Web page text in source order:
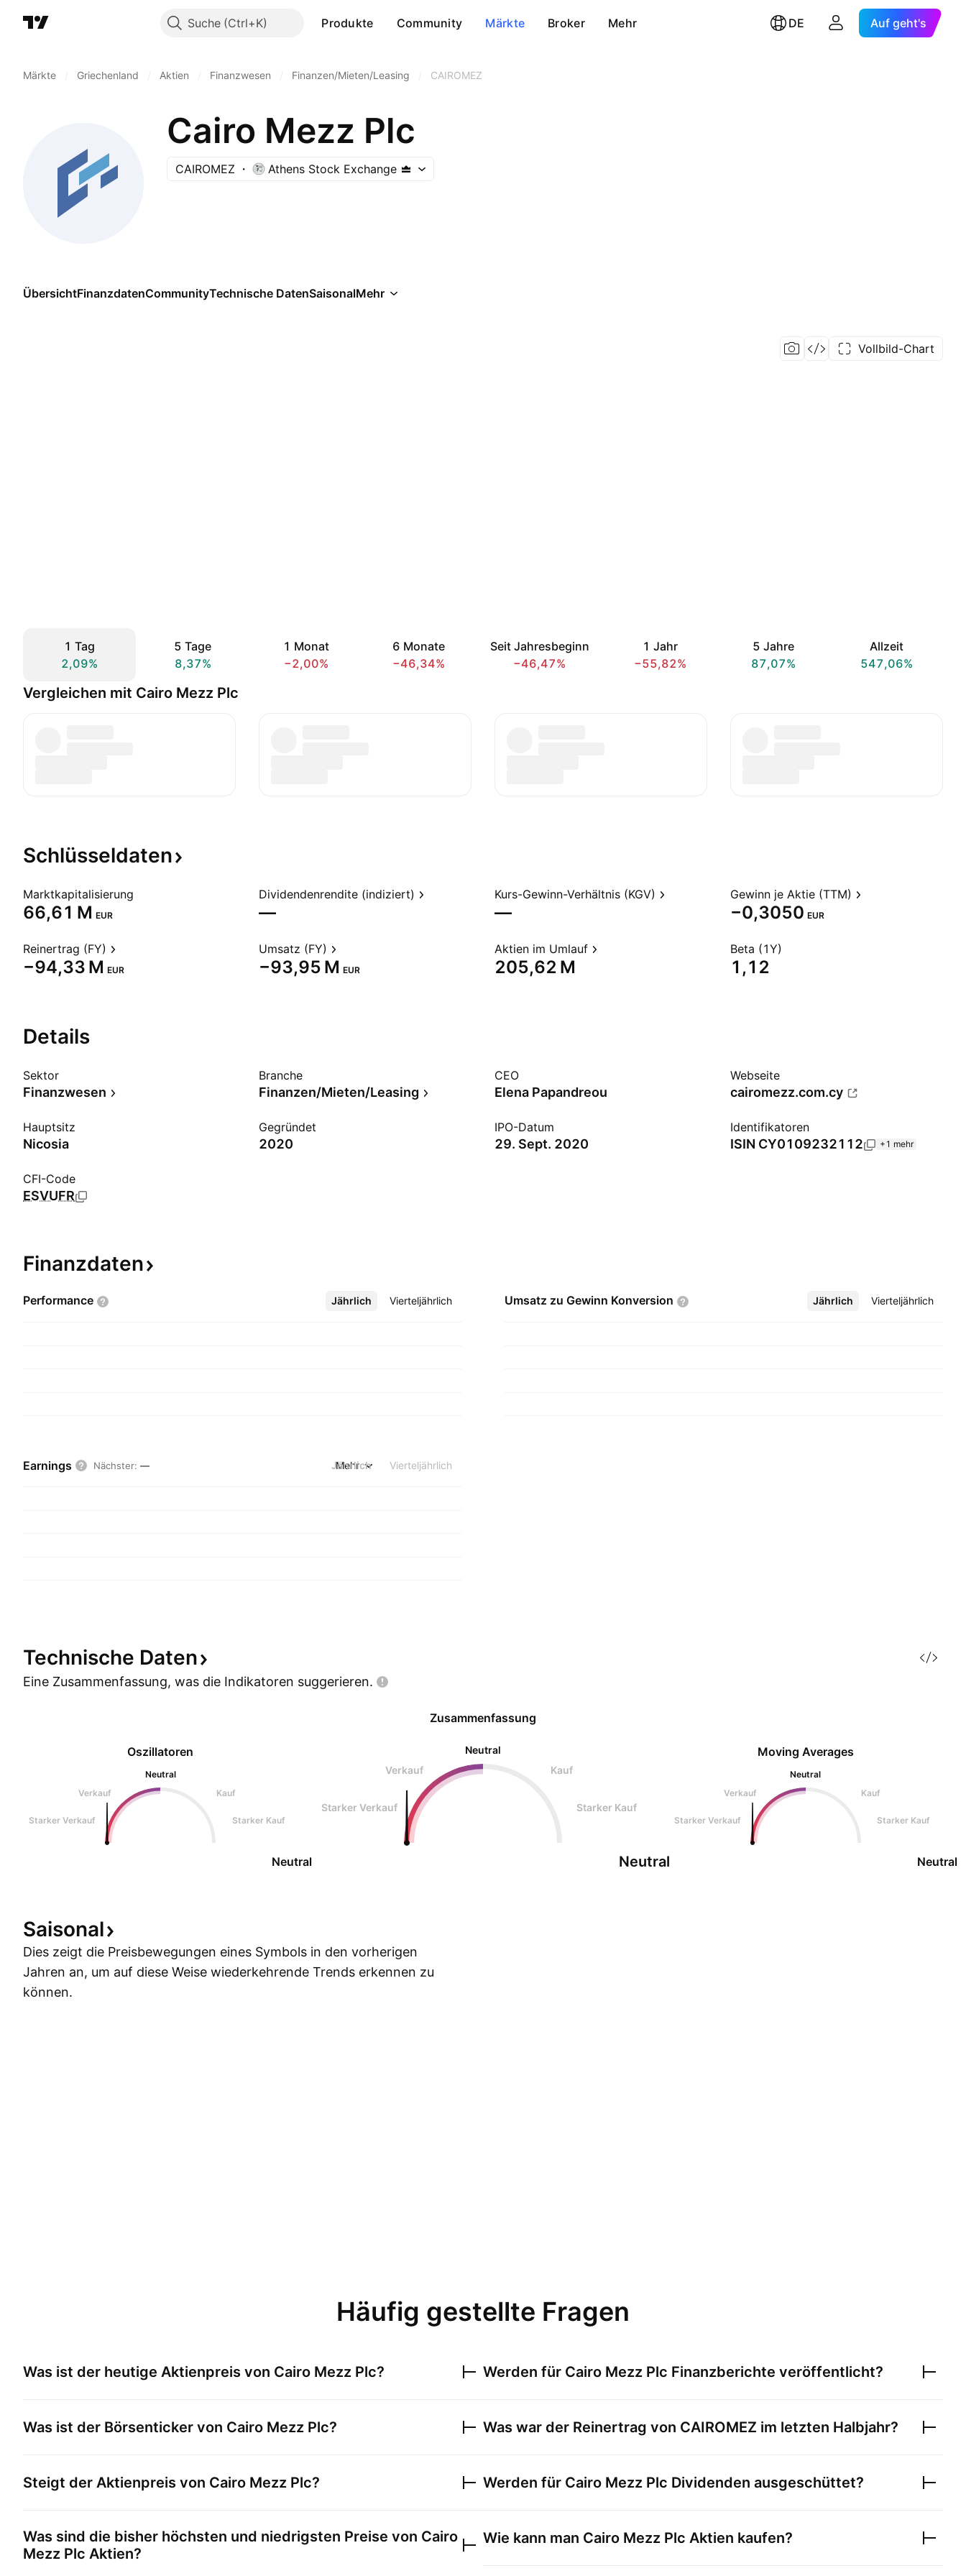
Suche Produkte Community Märkte Broker Mehr DE Auf geht's
Märkte Griechenland Aktien Finanzwesen Finanzen/Mieten/Leasing CAIROMEZ
Cairo Mezz Plc
CAIROMEZ Athens Stock Exchange
ÜbersichtFinanzdatenCommunityTechnische DatenSaisonalMehr
Vollbild-Chart
1 Tag
2,09%
5 Tage
8,37%
1 Monat
−2,00%
6 Monate
−46,34%
Seit Jahresbeginn
−46,47%
1 Jahr
−55,82%
5 Jahre
87,07%
Allzeit
547,06%
Vergleichen mit Cairo Mezz Plc
Schlüsseldaten
Marktkapitalisierung
‪66,61 M‬ EUR
Dividendenrendite (indiziert)
—
Kurs-Gewinn-Verhältnis (KGV)
—
Gewinn je Aktie (TTM)
−0,3050 EUR
Reinertrag (FY)
‪−94,33 M‬ EUR
Umsatz (FY)
‪−93,95 M‬ EUR
Aktien im Umlauf
‪205,62 M‬
Beta (1Y)
1,12
Details
Sektor
Finanzwesen
Branche
Finanzen/Mieten/Leasing
CEO
Elena Papandreou
Webseite
cairomezz.com.cy
Hauptsitz
Nicosia
Gegründet
2020
IPO-Datum
29. Sept. 2020
Identifikatoren
ISIN CY0109232112 +1 mehr
CFI-Code
ESVUFR
Finanzdaten
Performance Jährlich Vierteljährlich
Mehr Umsatz zu Gewinn Konversion Jährlich Vierteljährlich
Mehr
Earnings Nächster: — Jährlich Vierteljährlich
Mehr
Technische Daten
Eine Zusammenfassung, was die Indikatoren suggerieren.
Oszillatoren
Neutral
Verkauf
Kauf
Starker Verkauf Starker Kauf
Neutral
Zusammenfassung
Neutral
Verkauf
Kauf
Starker Verkauf Starker Kauf
Neutral
Moving Averages
Neutral
Verkauf
Kauf
Starker Verkauf Starker Kauf
Neutral
Saisonal
Dies zeigt die Preisbewegungen eines Symbols in den vorherigen
Jahren an, um auf diese Weise wiederkehrende Trends erkennen zu
können.
Häufig gestellte Fragen
Was ist der heutige Aktienpreis von Cairo Mezz Plc?
Was ist der Börsenticker von Cairo Mezz Plc?
Steigt der Aktienpreis von Cairo Mezz Plc?
Was sind die bisher höchsten und niedrigsten Preise von Cairo
Mezz Plc Aktien?
Werden für Cairo Mezz Plc Finanzberichte veröffentlicht?
Was war der Reinertrag von CAIROMEZ im letzten Halbjahr?
Werden für Cairo Mezz Plc Dividenden ausgeschüttet?
Wie kann man Cairo Mezz Plc Aktien kaufen?